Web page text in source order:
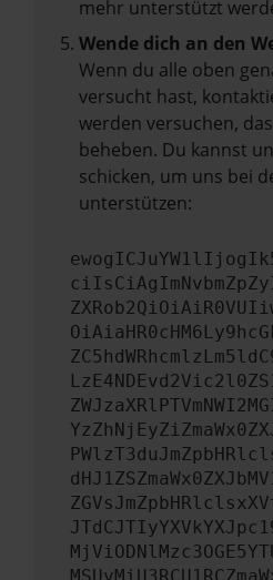
mehr unterstützt
Wende dich an den
Wenn du alle oben
versucht hast,
werden versuchen,
beheben. Du kannst
schicken, um uns bei
unterstützen: